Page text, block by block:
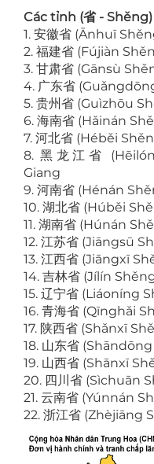
Các tỉnh (省 - Shěng)
1. 安徽省 (Ānhuī
2. 福建省 (Fújiàn
3. 甘肃省 (Gānsù
4. 广东省
5. 贵州省 (Guìzhōu
6. 海南省 (Hǎinán
7. 河北省 (Héběi
8. 黑龙江省
Giang
9. 河南省 (Hénán
10. 湖北省 (Húběi
11. 湖南省 (Húnán
12. 江苏省 (Jiāngsū
13. 江西省 (Jiāngxī
14. 吉林省 (Jílín
15. 辽宁省 (Liáoníng
16. 青海省 (Qīnghǎi
17. 陕西省 (Shǎnxī
18. 山东省
19. 山西省 (Shānxī
20. 四川省 (Sìchuān
21. 云南省 (Yúnnán
22. 浙江省 (Zhèjiāng